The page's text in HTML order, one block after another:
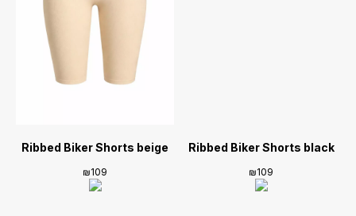
Ribbed Biker Shorts beige
₪109
Ribbed Biker Shorts black
₪109